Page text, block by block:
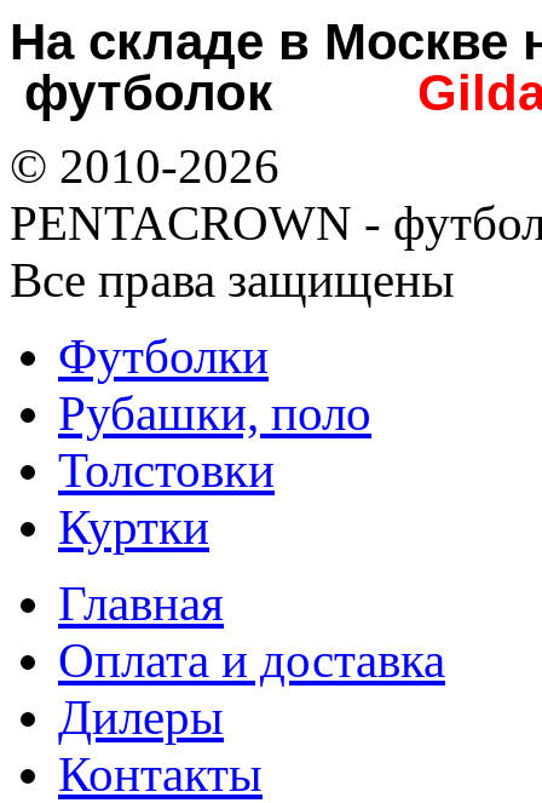
На складе в
футболок
© 2010-2026
PENTACROWN -
Все права защищены
Футболки
Рубашки, поло
Толстовки
Куртки
Главная
Оплата и доставка
Дилеры
Контакты